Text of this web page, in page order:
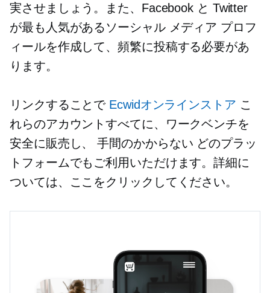
実させましょう。また、Facebook と Twitter
が最も人気があるソーシャル メディア プロフ
ィールを作成して、頻繁に投稿する必要があ
ります。
リンクすることで Ecwidオンラインストア こ
れらのアカウントすべてに、ワークベンチを
安全に販売し、手間のかからない どのプラッ
トフォームでもご利用いただけます。詳細に
ついては、ここをクリックしてください。